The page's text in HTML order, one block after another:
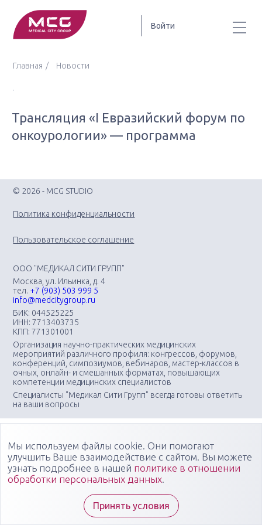
Войти
Главная Новости
Трансляция «I Евразийский форум по
онкоурологии» — программа
© 2026 - MCG STUDIO
Политика конфиденциальности
Пользовательское соглашение
ООО "МЕДИКАЛ СИТИ ГРУПП"
Москва, ул. Ильинка, д. 4
тел. +7 (903) 503 999 5
info@medcitygroup.ru
БИК: 044525225
ИНН: 7713403735
КПП: 771301001
Организация научно-практических медицинских
мероприятий различного профиля: конгрессов, форумов,
конференций, симпозиумов, вебинаров, мастер-классов в
очных, онлайн- и смешанных форматах, повышающих
компетенции медицинских специалистов
Специалисты "Медикал Сити Групп" всегда готовы ответить
на ваши вопросы
Мы используем файлы cookie. Они помогают
улучшить Ваше взаимодействие с сайтом. Вы можете
узнать подробнее в нашей политике в отношении
обработки персональных данных.
Принять условия